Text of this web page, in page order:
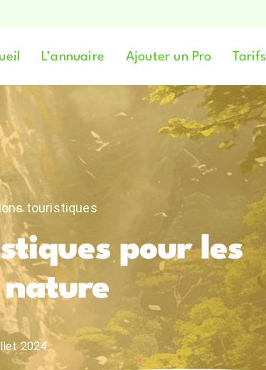
L’annuaire Ajouter un Pro Tarifs
touristiques
pour les
2024